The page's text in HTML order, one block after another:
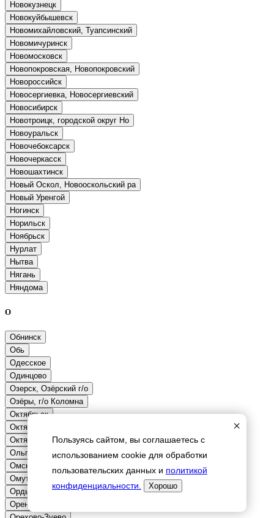
О
×
Пользуясь сайтом, вы соглашаетесь с
использованием cookie для обработки
пользовательских данных и политикой
конфиденциальности.
Хорошо